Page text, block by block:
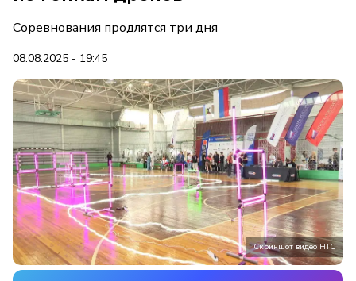
Соревнования продлятся три дня
08.08.2025 - 19:45
Скриншот видео НТС